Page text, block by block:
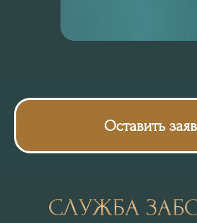
Оставить
СЛУЖБА